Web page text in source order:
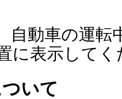
自動車の運
に表示してく
いて